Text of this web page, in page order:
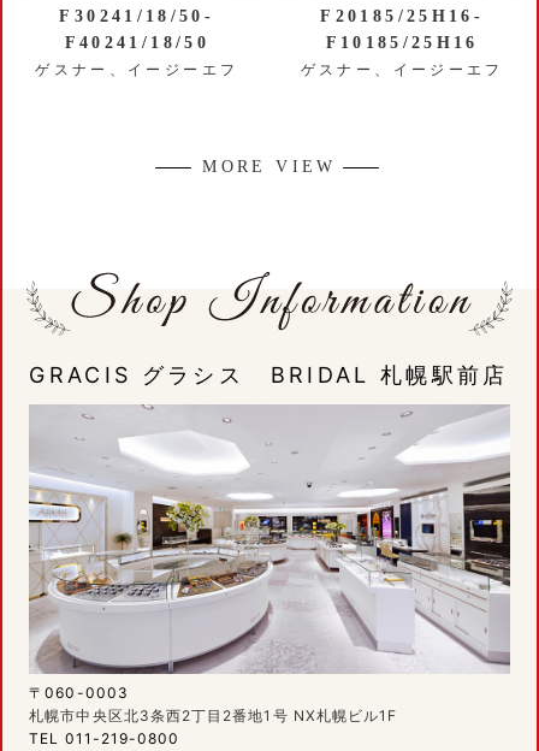
F30241/18/50-
F40241/18/50
ゲスナー、イージーエフ
F20185/25H16-
F10185/25H16
ゲスナー、イージーエフ
MORE VIEW
GRACIS グラシス BRIDAL 札幌駅前店
〒060-0003
札幌市中央区北3条西2丁目2番地1号 NX札幌ビル1F
TEL 011-219-0800